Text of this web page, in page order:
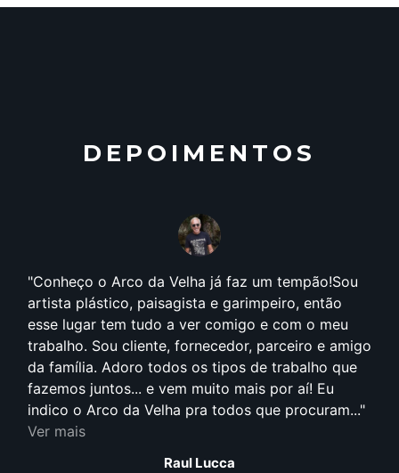
DEPOIMENTOS
Conheço o Arco da Velha já faz um tempão!Sou
artista plástico, paisagista e garimpeiro, então
esse lugar tem tudo a ver comigo e com o meu
trabalho. Sou cliente, fornecedor, parceiro e amigo
da família. Adoro todos os tipos de trabalho que
fazemos juntos... e vem muito mais por aí! Eu
indico o Arco da Velha pra todos que procuram...
Ver mais
Raul Lucca